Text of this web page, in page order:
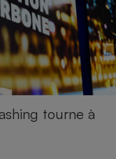
tourne à